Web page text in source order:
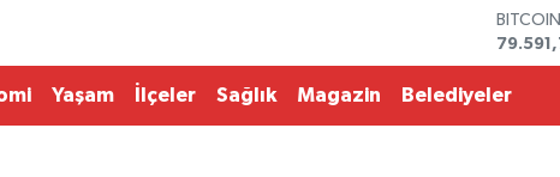
BITCOIN
DOLAR
Yaşam İlçeler Sağlık Magazin Belediyeler